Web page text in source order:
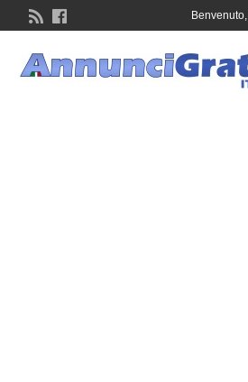
Benvenuto,